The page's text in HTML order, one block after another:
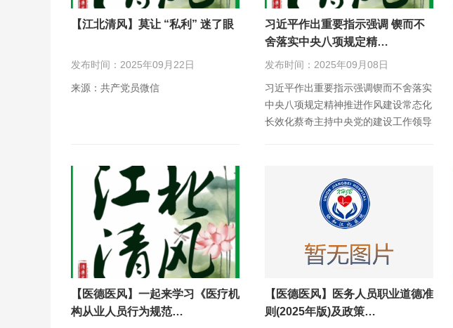
【江北清风】莫让 “私利” 迷了眼
发布时间：2025年09月22日
来源：共产党员微信
习近平作出重要指示强调 锲而不
舍落实中央八项规定精…
发布时间：2025年09月08日
习近平作出重要指示强调锲而不舍落实
中央八项规定精神推进作风建设常态化
长效化蔡奇主持中央党的建设工作领导
【医德医风】一起来学习《医疗机
构从业人员行为规范…
【医德医风】医务人员职业道德准
则(2025年版)及政策…